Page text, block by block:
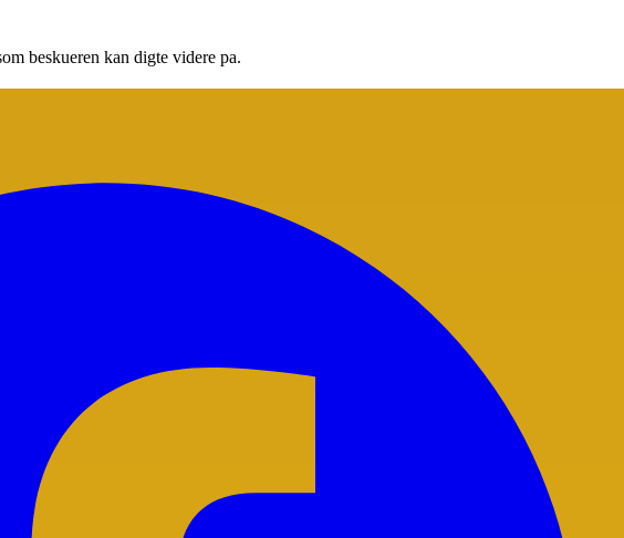
beskueren kan digte videre pa.